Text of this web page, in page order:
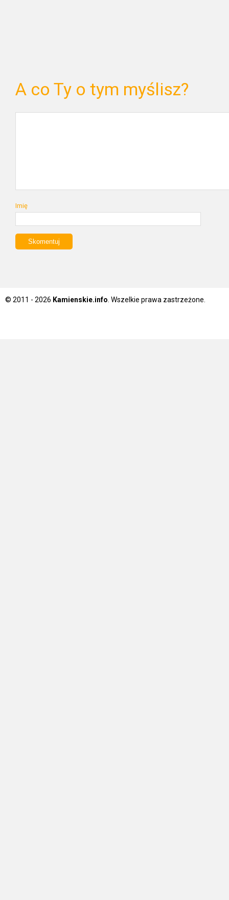
A co Ty o tym myślisz?
Imię
© 2011 - 2026 Kamienskie.info . Wszelkie prawa zastrzeżone.